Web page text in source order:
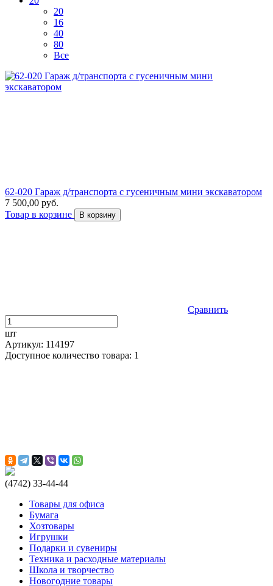
20
16
40
80
Все
62-020 Гараж д/транспорта с гусеничным мини экскаватором
7 500,00 руб.
Товар в корзине
В корзину
Сравнить
шт
Артикул: 114197
Доступное количество товара: 1
(4742) 33-44-44
Товары для офиса
Бумага
Хозтовары
Игрушки
Подарки и сувениры
Техника и расходные материалы
Школа и творчество
Новогодние товары